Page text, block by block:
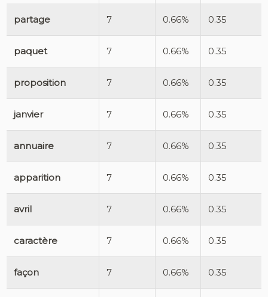
partage 7 0.66% 0.35
paquet 7 0.66% 0.35
proposition 7 0.66% 0.35
janvier 7 0.66% 0.35
annuaire 7 0.66% 0.35
apparition 7 0.66% 0.35
avril 7 0.66% 0.35
caractère 7 0.66% 0.35
façon 7 0.66% 0.35